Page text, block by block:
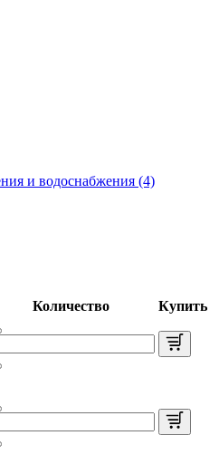
и водоснабжения (4)
Количество
Купить